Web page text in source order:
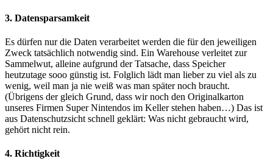
3. Datensparsamkeit
Es dürfen nur die Daten verarbeitet werden die für den jeweiligen
Zweck tatsächlich notwendig sind. Ein Warehouse verleitet zur
Sammelwut, alleine aufgrund der Tatsache, dass Speicher
heutzutage sooo günstig ist. Folglich lädt man lieber zu viel als zu
wenig, weil man ja nie weiß was man später noch braucht.
(Übrigens der gleich Grund, dass wir noch den Originalkarton
unseres Firmen Super Nintendos im Keller stehen haben…) Das ist
aus Datenschutzsicht schnell geklärt: Was nicht gebraucht wird,
gehört nicht rein.
4. Richtigkeit